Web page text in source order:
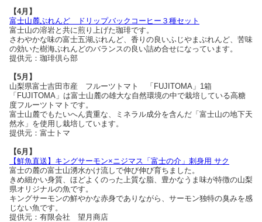
【4月】
富士山麓ぶれんど ドリップバックコーヒー３種セット
富士山の溶岩と共に煎り上げた珈琲です。
さわやかな味の富士五湖ぶれんど、香りの良いふじやまぶれんど、苦味
の効いた樹海ぶれんどのバランスの良い詰め合せになっています。
提供元：珈琲倶ら部
【5月】
山梨県富士吉田市産 フルーツトマト 「FUJITOMA」1箱
「FUJITOMA」は富士山麓の雄大な自然環境の中で栽培している高糖
度フルーツトマトです。
富士山麓でもたいへん貴重な、ミネラル成分を含んだ「富士山の地下天
然水」を使用し栽培しています。
提供元：富士トマ
【6月】
【鮮魚直送】キングサーモン×ニジマス「富士の介」刺身用 サク
富士の麓の富士山湧水かけ流しで伸び伸び育ちました。
きめ細かい身質、ほどよくのった上質な脂、豊かなうま味が特徴の山梨
県オリジナルの魚です。
キングサーモンの鮮やかな赤身でありながら、サーモン独特の臭みを感
じない魚です。
提供元：有限会社 望月商店